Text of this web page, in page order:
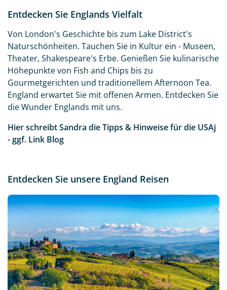
Entdecken Sie Englands Vielfalt
Von London's Geschichte bis zum Lake District's
Naturschönheiten. Tauchen Sie in Kultur ein - Museen,
Theater, Shakespeare's Erbe. Genießen Sie kulinarische
Höhepunkte von Fish and Chips bis zu
Gourmetgerichten und traditionellem Afternoon Tea.
England erwartet Sie mit offenen Armen. Entdecken Sie
die Wunder Englands mit uns.
Hier schreibt Sandra die Tipps & Hinweise für die USAj
- ggf. Link Blog
Entdecken Sie unsere England Reisen
Neu